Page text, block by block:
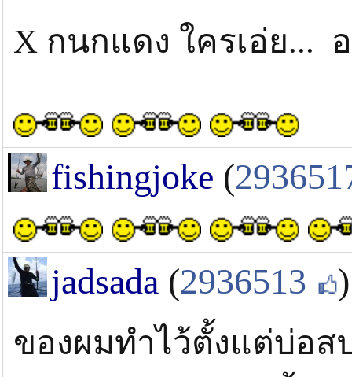
X กนกแดง ใครเอ่ย...
fishingjoke (
jadsada (2936513 )
ของผมทำไว้ตั้งแต่บ่อส